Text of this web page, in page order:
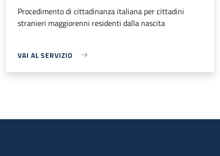
Procedimento di cittadinanza italiana per cittadini
stranieri maggiorenni residenti dalla nascita
VAI AL SERVIZIO